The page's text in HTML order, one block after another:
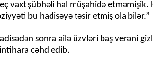
vaxt şübhəli hal müşahidə
bu hadisəyə təsir etmiş ola bilər.”
sonra ailə üzvləri baş verəni
cəhd edib.